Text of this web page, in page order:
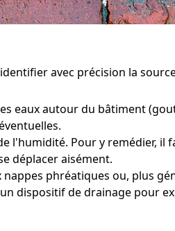
avec précision la
eaux autour du bâtiment
l'humidité. Pour y remédier, il
déplacer aisément.
phréatiques ou, plus
dispositif de drainage pour